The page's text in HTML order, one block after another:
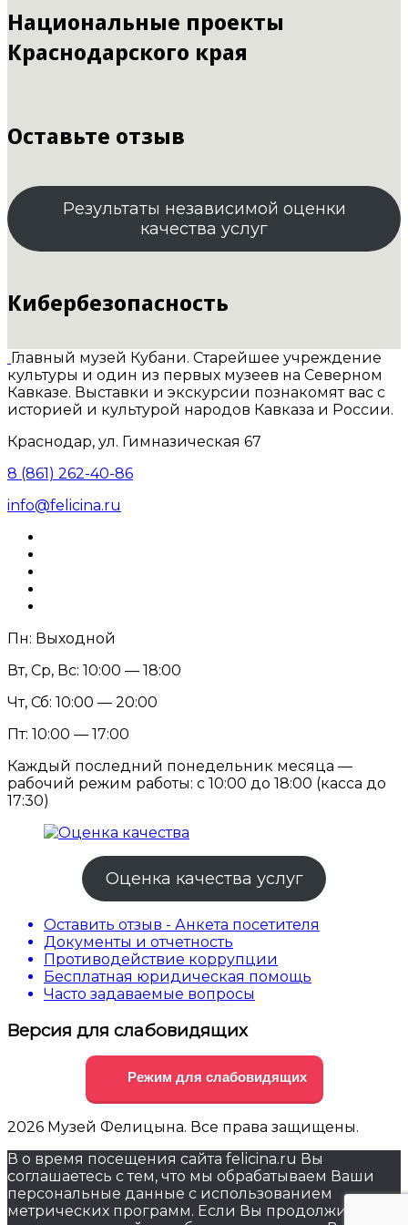
Национальные проекты
Краснодарского края
Оставьте отзыв
Результаты независимой оценки
качества услуг
Кибербезопасность
Главный музей Кубани. Старейшее учреждение
культуры и один из первых музеев на Северном
Кавказе. Выставки и экскурсии познакомят вас с
историей и культурой народов Кавказа и России.
Краснодар, ул. Гимназическая 67
8 (861) 262-40-86
info@felicina.ru
Пн: Выходной
Вт, Ср, Вс: 10:00 — 18:00
Чт, Сб: 10:00 — 20:00
Пт: 10:00 — 17:00
Каждый последний понедельник месяца —
рабочий режим работы: с 10:00 до 18:00 (касса до
17:30)
Оценка качества услуг
Оставить отзыв - Анкета посетителя
Документы и отчетность
Противодействие коррупции
Бесплатная юридическая помощь
Часто задаваемые вопросы
Версия для слабовидящих
Режим для слабовидящих
2026 Музей Фелицына. Все права защищены.
В о время посещения сайта felicina.ru Вы
соглашаетесь с тем, что мы обрабатываем Ваши
персональные данные с использованием
метрических программ. Если Вы продолжите